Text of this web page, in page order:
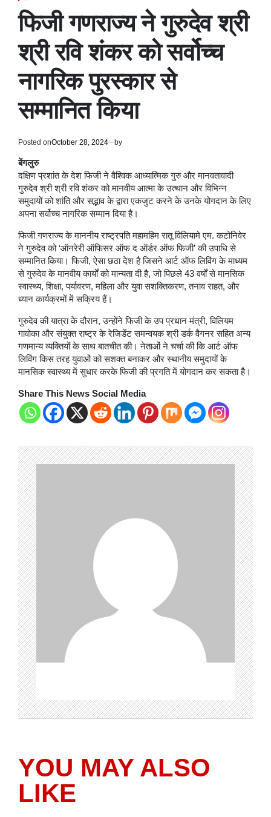
IN
फिजी गणराज्य ने गुरुदेव श्री
श्री रवि शंकर को सर्वोच्च
नागरिक पुरस्कार से
सम्मानित किया
Posted onOctober 28, 2024 by
बेंगलुरु
दक्षिण प्रशांत के देश फिजी ने वैश्विक आध्यात्मिक गुरु और मानवतावादी
गुरुदेव श्री श्री रवि शंकर को मानवीय आत्मा के उत्थान और विभिन्न
समुदायों को शांति और सद्भाव के द्वारा एकजुट करने के उनके योगदान के लिए
अपना सर्वोच्च नागरिक सम्मान दिया है।
फिजी गणराज्य के माननीय राष्ट्रपति महामहिम रातू विलियामे एम. कटोनिवेर
ने गुरुदेव को ‘ऑनरेरी ऑफिसर ऑफ द ऑर्डर ऑफ फिजी’ की उपाधि से
सम्मानित किया। फिजी, ऐसा छठा देश है जिसने आर्ट ऑफ लिविंग के माध्यम
से गुरुदेव के मानवीय कार्यों को मान्यता दी है, जो पिछले 43 वर्षों से मानसिक
स्वास्थ्य, शिक्षा, पर्यावरण, महिला और युवा सशक्तिकरण, तनाव राहत, और
ध्यान कार्यक्रमों में सक्रिय हैं।
गुरुदेव की यात्रा के दौरान, उन्होंने फिजी के उप प्रधान मंत्री, विलियम
गावोका और संयुक्त राष्ट्र के रेजिडेंट समन्वयक श्री डर्क वैगनर सहित अन्य
गणमान्य व्यक्तियों के साथ बातचीत की। नेताओं ने चर्चा की कि आर्ट ऑफ
लिविंग किस तरह युवाओं को सशक्त बनाकर और स्थानीय समुदायों के
मानसिक स्वास्थ्य में सुधार करके फिजी की प्रगति में योगदान कर सकता है।
Share This News Social Media
YOU MAY ALSO
LIKE